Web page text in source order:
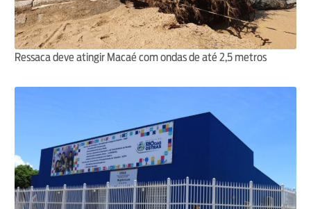
Ressaca deve atingir Macaé com ondas de até 2,5 metros